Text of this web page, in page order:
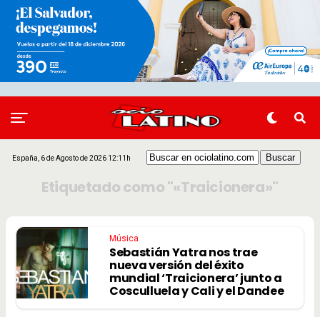
España, 6 de Agosto de 2026 12:11h
Etiquetado como "«Traicionera»"
Música
Sebastián Yatra nos trae
nueva versión del éxito
mundial ‘Traicionera’ junto a
Cosculluela y Cali y el Dandee